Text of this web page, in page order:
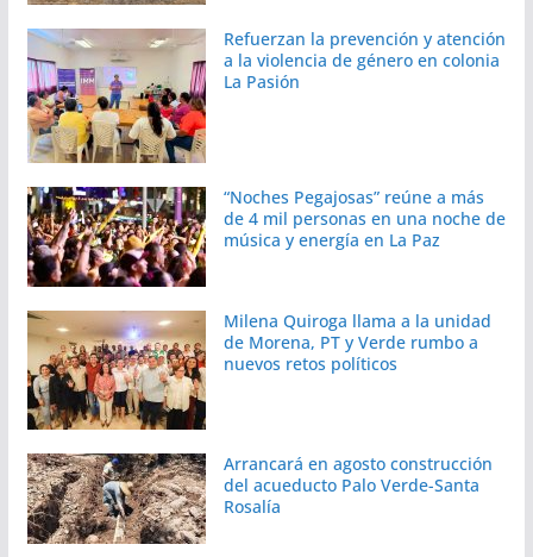
Refuerzan la prevención y atención
a la violencia de género en colonia
La Pasión
“Noches Pegajosas” reúne a más
de 4 mil personas en una noche de
música y energía en La Paz
Milena Quiroga llama a la unidad
de Morena, PT y Verde rumbo a
nuevos retos políticos
Arrancará en agosto construcción
del acueducto Palo Verde-Santa
Rosalía